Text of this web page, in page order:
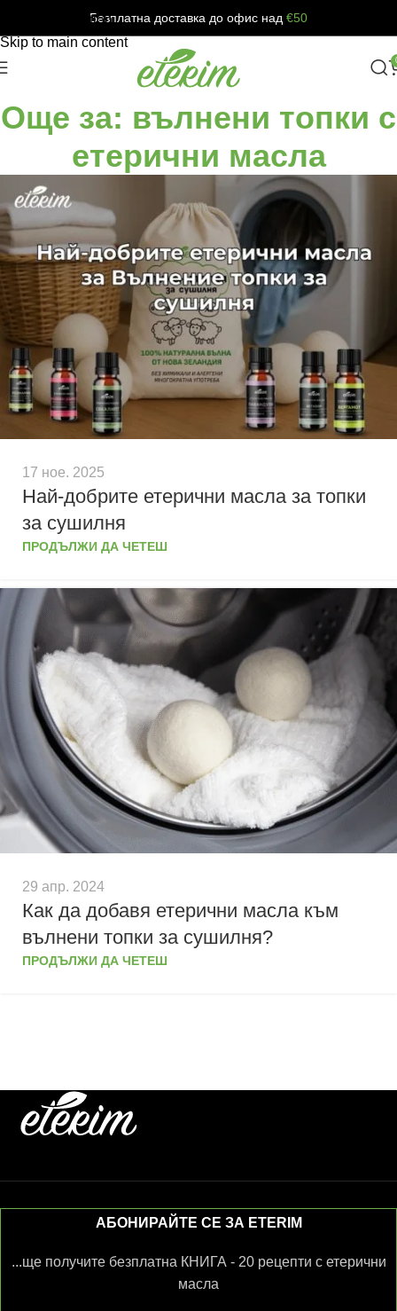
Skip to navigation
Skip to main content
Безплатна доставка до офис над €50
Още за: вълнени топки с
етерични масла
17 ное. 2025
Най-добрите етерични масла за топки
за сушилня
ПРОДЪЛЖИ ДА ЧЕТЕШ
29 апр. 2024
Как да добавя етерични масла към
вълнени топки за сушилня?
ПРОДЪЛЖИ ДА ЧЕТЕШ
АБОНИРАЙТЕ СЕ ЗА ETERIM
...ще получите безплатна КНИГА - 20 рецепти с етерични
масла